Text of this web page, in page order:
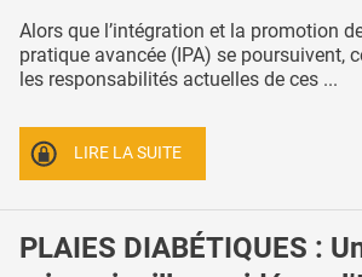
Alors que l’intégration et la promotion
pratique avancée (IPA) se poursuivent,
les responsabilités actuelles de ces ...
LIRE LA SUITE
PLAIES DIABÉTIQUES :